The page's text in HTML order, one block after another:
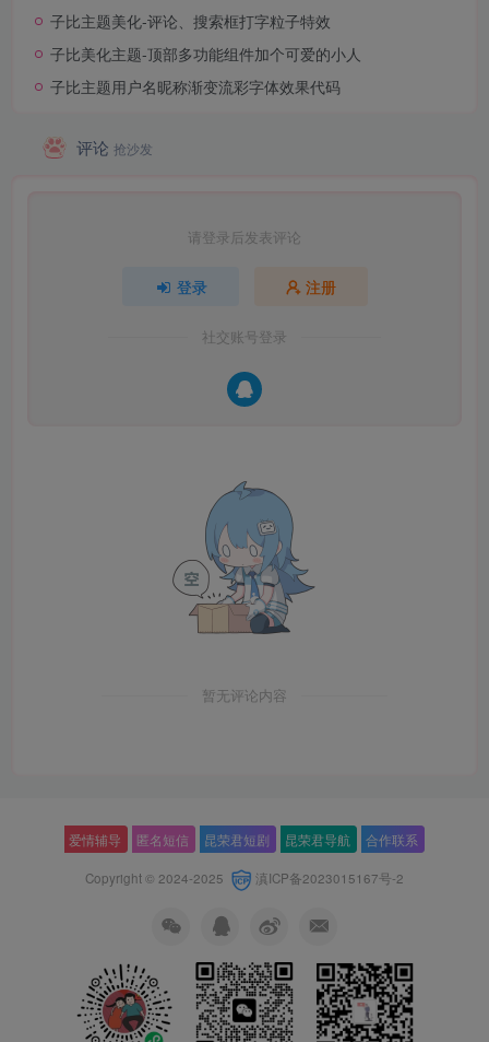
子比主题美化-评论、搜索框打字粒子特效
子比美化主题-顶部多功能组件加个可爱的小人
子比主题用户名昵称渐变流彩字体效果代码
评论 抢沙发
请登录后发表评论
登录 注册
社交账号登录
暂无评论内容
爱情辅导 匿名短信 昆荣君短剧 昆荣君导航 合作联系
Copyright © 2024-2025 滇ICP备2023015167号-2